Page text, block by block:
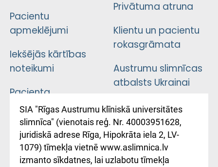
Pacientu
apmeklējumi
Iekšējās kārtības
noteikumi
Pacienta
atsauksmju/sūdzību
iesniegšanas
kārtība
Kā pie mums nokļūt
Privātuma atruna
Klientu un pacientu
rokasgrāmata
Austrumu slimnīcas
atbalsts Ukrainai
Підтримка Східної
лікарні та співпраця з
Україною
SIA "Rīgas Austrumu klīniskā universitātes
slimnīca" (vienotais reģ. Nr. 40003951628,
juridiskā adrese Rīga, Hipokrāta iela 2, LV-
1079) tīmekļa vietnē www.aslimnica.lv
izmanto sīkdatnes, lai uzlabotu tīmekļa